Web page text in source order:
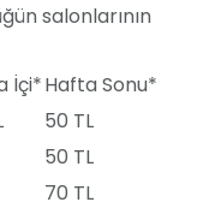
salonlarının
İçi*Hafta Sonu*
50 TL
50 TL
70 TL